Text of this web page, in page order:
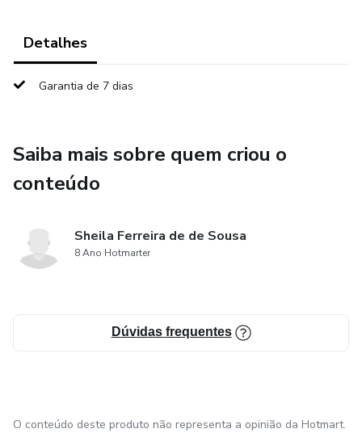
Detalhes
Garantia de 7 dias
Saiba mais sobre quem criou o
conteúdo
Sheila Ferreira de de Sousa
8 Ano Hotmarter
Dúvidas frequentes
O conteúdo deste produto não representa a opinião da Hotmart.